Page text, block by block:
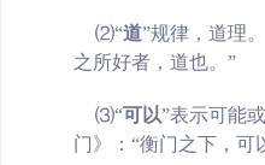
⑵“道”规律，道理
之所好者，道也。”
⑶“可以”表示可能
门》：“衡门之下，可